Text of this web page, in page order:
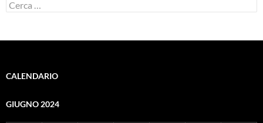
Ricerca
per:
CALENDARIO
GIUGNO 2024